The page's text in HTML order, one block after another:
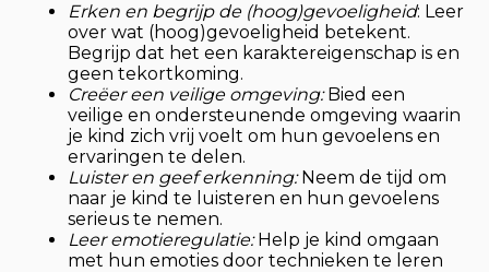
Erken en begrijp de (hoog)gevoeligheid: Leer
over wat (hoog)gevoeligheid betekent.
Begrijp dat het een karaktereigenschap is en
geen tekortkoming.
Creëer een veilige omgeving: Bied een
veilige en ondersteunende omgeving waarin
je kind zich vrij voelt om hun gevoelens en
ervaringen te delen.
Luister en geef erkenning: Neem de tijd om
naar je kind te luisteren en hun gevoelens
serieus te nemen.
Leer emotieregulatie: Help je kind omgaan
met hun emoties door technieken te leren